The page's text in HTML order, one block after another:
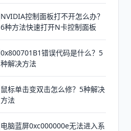
NVIDIA控制面板打不开怎么办？
6种方法快速打开N卡控制面板
0x800701B1错误代码是什么？5
种解决方法
鼠标单击变双击怎么修？5种解决
方法
电脑蓝屏0xc000000e无法进入系